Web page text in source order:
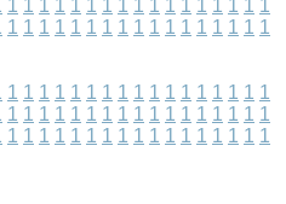
1 1 1 1 1 1 1 1 1 1 1 1 1 1 1 1 1
1 1 1 1 1 1 1 1 1 1 1 1 1 1 1 1 1
1 1 1 1 1 1 1 1 1 1 1 1 1 1 1 1 1
1 1 1 1 1 1 1 1 1 1 1 1 1 1 1 1 1
1 1 1 1 1 1 1 1 1 1 1 1 1 1 1 1 1